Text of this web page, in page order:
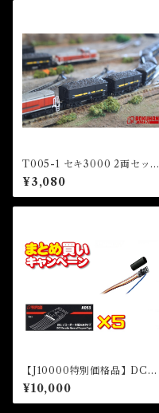
T005-1 セキ3000 2両セット
(Seki 3000 2Cars Set)
¥3,080
【J10000特別価格品】DCC
チャレンジセット(DCC Dec
oder General Purpose Typ
e 5pcs set)
¥10,000